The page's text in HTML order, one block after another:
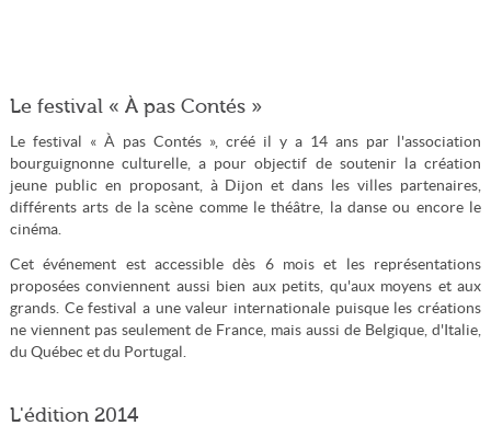
Le festival « À pas Contés »
Le festival « À pas Contés », créé il y a 14 ans par l'association
bourguignonne culturelle, a pour objectif de soutenir la création
jeune public en proposant, à Dijon et dans les villes partenaires,
différents arts de la scène comme le théâtre, la danse ou encore le
cinéma.
Cet événement est accessible dès 6 mois et les représentations
proposées conviennent aussi bien aux petits, qu'aux moyens et aux
grands. Ce festival a une valeur internationale puisque les créations
ne viennent pas seulement de France, mais aussi de Belgique, d'Italie,
du Québec et du Portugal.
L'édition 2014